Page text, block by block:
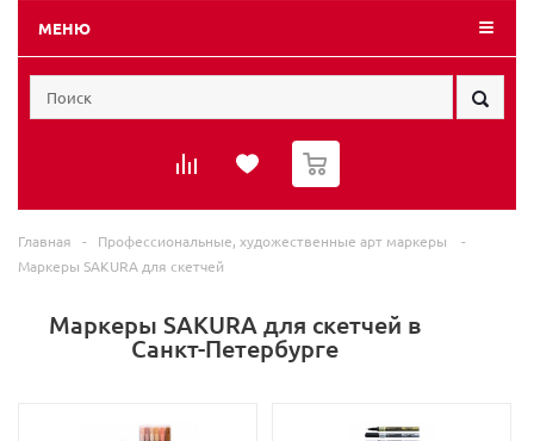
МЕНЮ
0
Главная - Профессиональные, художественные арт маркеры
-
Маркеры SAKURA для скетчей
Маркеры SAKURA для скетчей в
Санкт-Петербурге